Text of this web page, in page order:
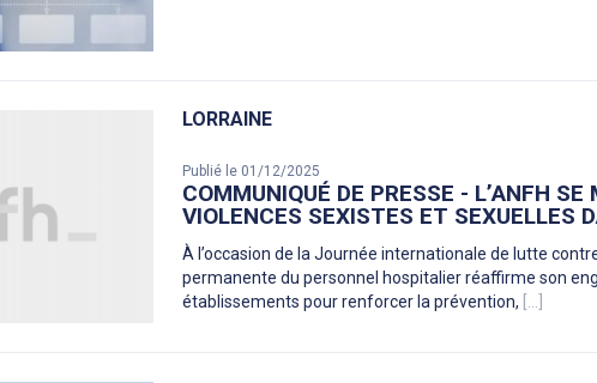
LORRAINE
Publié le 01/12/2025
COMMUNIQUÉ DE PRESSE - L’ANFH
VIOLENCES SEXISTES ET SEXUELLES
À l’occasion de la Journée internationale de lutte
permanente du personnel hospitalier réaffirme son
établissements pour renforcer la prévention, [...]